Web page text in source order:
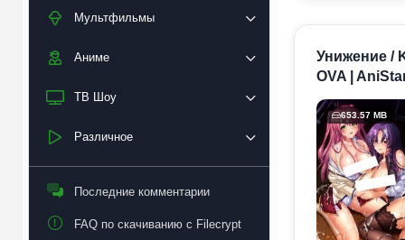
Мультфильмы
Аниме
ТВ Шоу
Различное
Последние комментарии
FAQ по скачиванию с Filecrypt
Унижение /
OVA |
653.57 MB